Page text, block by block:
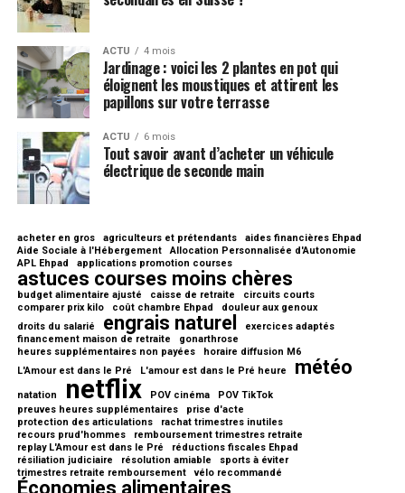
ACTU 4 mois
Jardinage : voici les 2 plantes en pot qui
éloignent les moustiques et attirent les
papillons sur votre terrasse
ACTU 6 mois
Tout savoir avant d’acheter un véhicule
électrique de seconde main
acheter en gros agriculteurs et prétendants
aides financières Ehpad
Aide Sociale à l'Hébergement
Allocation Personnalisée d'Autonomie
APL Ehpad
applications promotion courses
astuces courses moins chères
budget alimentaire ajusté caisse de retraite
circuits courts
comparer prix kilo
coût chambre Ehpad
douleur aux genoux
droits du salarié
engrais naturel
exercices adaptés
financement maison de retraite
gonarthrose
heures supplémentaires non payées
horaire diffusion M6
L'Amour est dans le Pré
L'amour est dans le Pré heure météo
natation netflix POV cinéma
POV TikTok
preuves heures supplémentaires
prise d'acte
protection des articulations
rachat trimestres inutiles
recours prud'hommes
remboursement trimestres retraite
replay L'Amour est dans le Pré
réductions fiscales Ehpad
résiliation judiciaire
résolution amiable
sports à éviter
trimestres retraite remboursement
vélo recommandé
Économies alimentaires